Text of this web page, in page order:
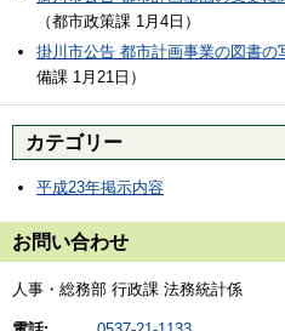
（都市政策課 1月4日）
掛川市公告 都市計画事業の図書の
備課 1月21日）
カテゴリー
平成23年掲示内容
お問い合わせ
人事・総務部 行政課 法務統計係